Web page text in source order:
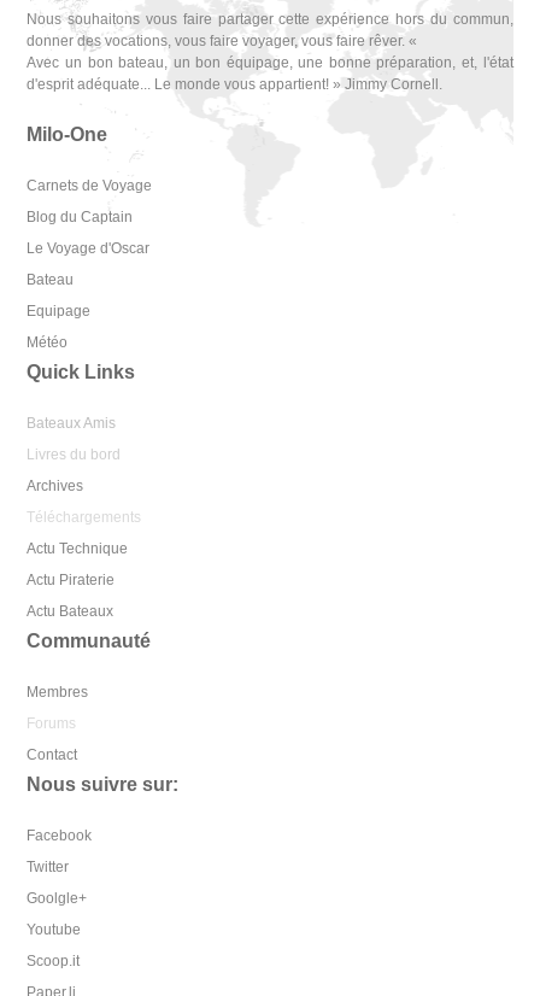
Nous souhaitons vous faire partager cette expérience hors du commun,
donner des vocations, vous faire voyager, vous faire rêver. «
Avec un bon bateau, un bon équipage, une bonne préparation, et, l'état
d'esprit adéquate... Le monde vous appartient! » Jimmy Cornell.
Milo-One
Carnets de Voyage
Blog du Captain
Le Voyage d'Oscar
Bateau
Equipage
Météo
Quick Links
Bateaux Amis
Livres du bord
Archives
Téléchargements
Actu Technique
Actu Piraterie
Actu Bateaux
Communauté
Membres
Forums
Contact
Nous suivre sur:
Facebook
Twitter
Goolgle+
Youtube
Scoop.it